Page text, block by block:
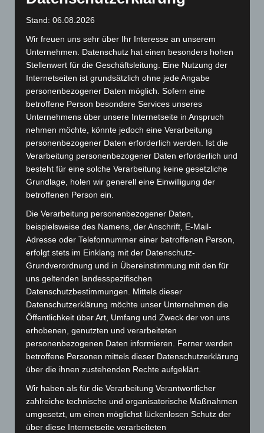
Beitragsnavigation
Vorheriger
Beitrag
ZURÜCK
Lisa Ann
September 2025
November 2024
Oktober 2024
Mai 2024
Dezember 2023
November 2023
Mai 2023
März 2023
Dezember 2022
November 2022
Stand: 06.08.2026
Wir freuen uns sehr über Ihr Interesse an unserem
Unternehmen. Datenschutz hat einen besonders hohen
Stellenwert für die Geschäftsleitung. Eine Nutzung der
Internetseiten ist grundsätzlich ohne jede Angabe
personenbezogener Daten möglich. Sofern eine
betroffene Person besondere Services unseres
Unternehmens über unsere Internetseite in Anspruch
nehmen möchte, könnte jedoch eine Verarbeitung
personenbezogener Daten erforderlich werden. Ist die
Verarbeitung personenbezogener Daten erforderlich und
besteht für eine solche Verarbeitung keine gesetzliche
Grundlage, holen wir generell eine Einwilligung der
betroffenen Person ein.
Die Verarbeitung personenbezogener Daten,
beispielsweise des Namens, der Anschrift, E-Mail-
Adresse oder Telefonnummer einer betroffenen Person,
erfolgt stets im Einklang mit der Datenschutz-
Grundverordnung und in Übereinstimmung mit den für
uns geltenden landesspezifischen
Datenschutzbestimmungen. Mittels dieser
Datenschutzerklärung möchte unser Unternehmen die
Öffentlichkeit über Art, Umfang und Zweck der von uns
erhobenen, genutzten und verarbeiteten
personenbezogenen Daten informieren. Ferner werden
betroffene Personen mittels dieser Datenschutzerklärung
über die ihnen zustehenden Rechte aufgeklärt.
Wir haben als für die Verarbeitung Verantwortlicher
zahlreiche technische und organisatorische Maßnahmen
umgesetzt, um einen möglichst lückenlosen Schutz der
über diese Internetseite verarbeiteten